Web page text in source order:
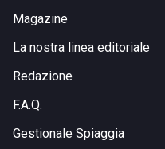
Magazine
La nostra linea editoriale
Redazione
F.A.Q.
Gestionale Spiaggia